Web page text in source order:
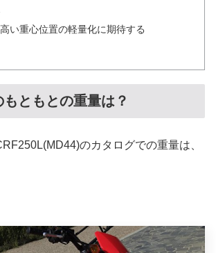
い重心位置の軽量化に期待する
ともとの重量は？
のカタログでの重量は、